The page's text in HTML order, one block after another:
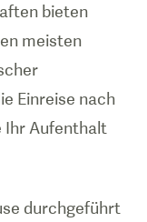
bieten
meisten
Einreise nach
Ihr Aufenthalt
durchgeführt